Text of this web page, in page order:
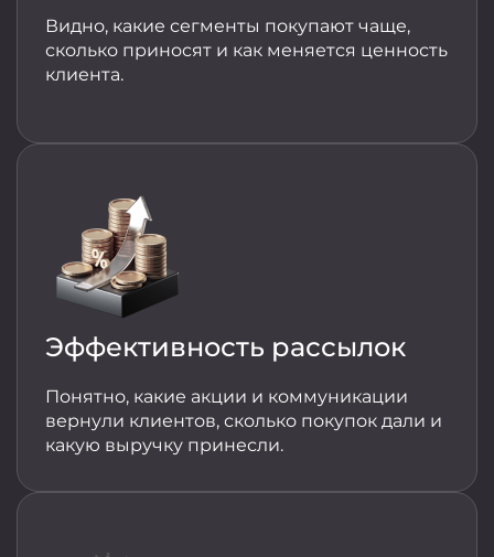
Видно, какие сегменты покупают чаще,
сколько приносят и как меняется ценность
клиента.
Эффективность рассылок
Понятно, какие акции и коммуникации
вернули клиентов, сколько покупок дали и
какую выручку принесли.